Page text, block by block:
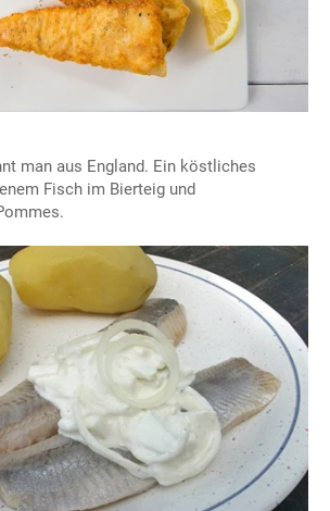
man aus England. Ein köstliches
Fisch im Bierteig und